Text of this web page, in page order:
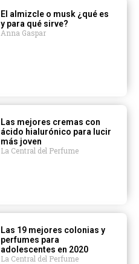
El almizcle o musk ¿qué es
y para qué sirve?
Anna Gaspar
Las mejores cremas con
ácido hialurónico para lucir
más joven
La Central del Perfume
Las 19 mejores colonias y
perfumes para
adolescentes en 2020
La Central del Perfume